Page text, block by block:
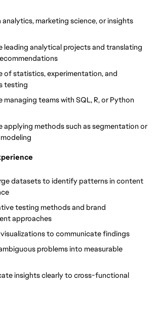
analytics, marketing science, or insights
leading analytical projects and translating
of statistics, experimentation, and
testing
managing teams with SQL, R, or Python
applying methods such as segmentation or
datasets to identify patterns in content
testing methods and brand
approaches
to communicate findings
problems into measurable
insights clearly to cross-functional